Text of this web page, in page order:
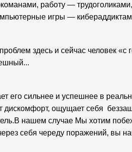
работу —
игры —
здесь и сейчас человек «с
его сильнее и успешнее в
ощущает себя
нашем случае Мы хотим
себя череду поражений, вы